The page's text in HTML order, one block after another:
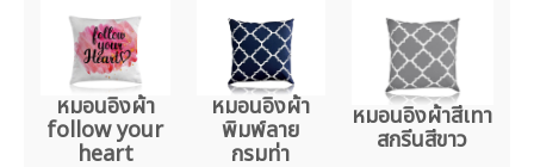
หมอนอิงผ้า
follow your
heart
หมอนอิงผ้า
พิมพ์ลาย
กรมท่า
หมอนอิงผ้าสีเทา
สกรีนสีขาว